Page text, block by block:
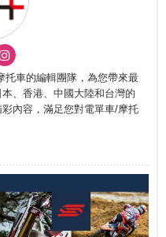
托車的編輯團隊，為您帶來最
、香港、中國大陸和台灣的
內容，滿足您對電單車/摩托